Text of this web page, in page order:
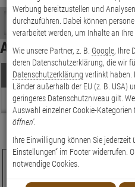
Hersteller
Preis
Modell /
Shop
durchsuchen
Bitte
geben
Sie
mindestens
3
Zeichen
ein,
um
Suche
Es
wurde
noch
Kategorien
Suche
gestartet
Analoge Minikamera
ABUS HDCC32512 Analog HD
Werbung bereitzustellen und
durchzuführen. Dabei können
verarbeitet werden, um Inhalte an Ihre
Wie unsere Partner, z. B. Google, Ihre
deren Datenschutzerklärung, die wir
Datenschutzerklärung verlinkt haben.
Länder außerhalb der EU (z. B. USA)
geringeres Datenschutzniveau gilt.
Auswahl einzelner Cookie-Kategorien
öffnen'.
Ihre Einwilligung können Sie jederzeit
Einstellungen“ im Footer widerrufen.
notwendige Cookies.